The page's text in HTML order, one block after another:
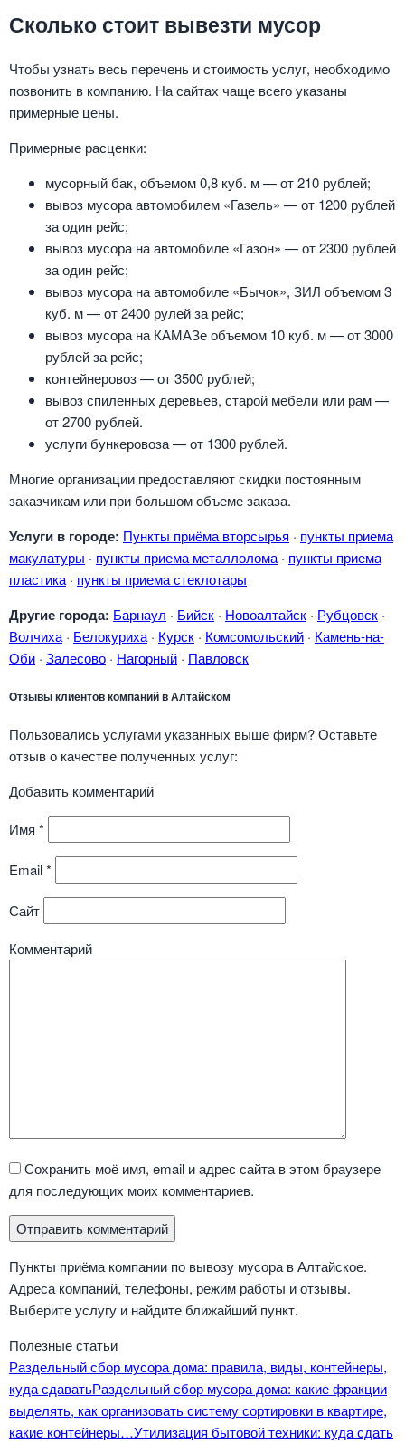
Сколько стоит вывезти мусор
Чтобы узнать весь перечень и стоимость услуг, необходимо
позвонить в компанию. На сайтах чаще всего указаны
примерные цены.
Примерные расценки:
мусорный бак, объемом 0,8 куб. м — от 210 рублей;
вывоз мусора автомобилем «Газель» — от 1200 рублей
за один рейс;
вывоз мусора на автомобиле «Газон» — от 2300 рублей
за один рейс;
вывоз мусора на автомобиле «Бычок», ЗИЛ объемом 3
куб. м — от 2400 рулей за рейс;
вывоз мусора на КАМАЗе объемом 10 куб. м — от 3000
рублей за рейс;
контейнеровоз — от 3500 рублей;
вывоз спиленных деревьев, старой мебели или рам —
от 2700 рублей.
услуги бункеровоза — от 1300 рублей.
Многие организации предоставляют скидки постоянным
заказчикам или при большом объеме заказа.
Услуги в городе: Пункты приёма вторсырья · пункты приема
макулатуры · пункты приема металлолома · пункты приема
пластика · пункты приема стеклотары
Другие города: Барнаул · Бийск · Новоалтайск · Рубцовск ·
Волчиха · Белокуриха · Курск · Комсомольский · Камень-на-
Оби · Залесово · Нагорный · Павловск
Отзывы клиентов компаний в Алтайском
Пользовались услугами указанных выше фирм? Оставьте
отзыв о качестве полученных услуг:
Добавить комментарий
Имя *
Email*
Сайт
Комментарий
Сохранить моё имя, email и адрес сайта в этом браузере
для последующих моих комментариев.
Пункты приёма компании по вывозу мусора в Алтайское.
Адреса компаний, телефоны, режим работы и отзывы.
Выберите услугу и найдите ближайший пункт.
Полезные статьи
Раздельный сбор мусора дома: правила, виды, контейнеры,
куда сдаватьРаздельный сбор мусора дома: какие фракции
выделять, как организовать систему сортировки в квартире,
какие контейнеры…Утилизация бытовой техники: куда сдать